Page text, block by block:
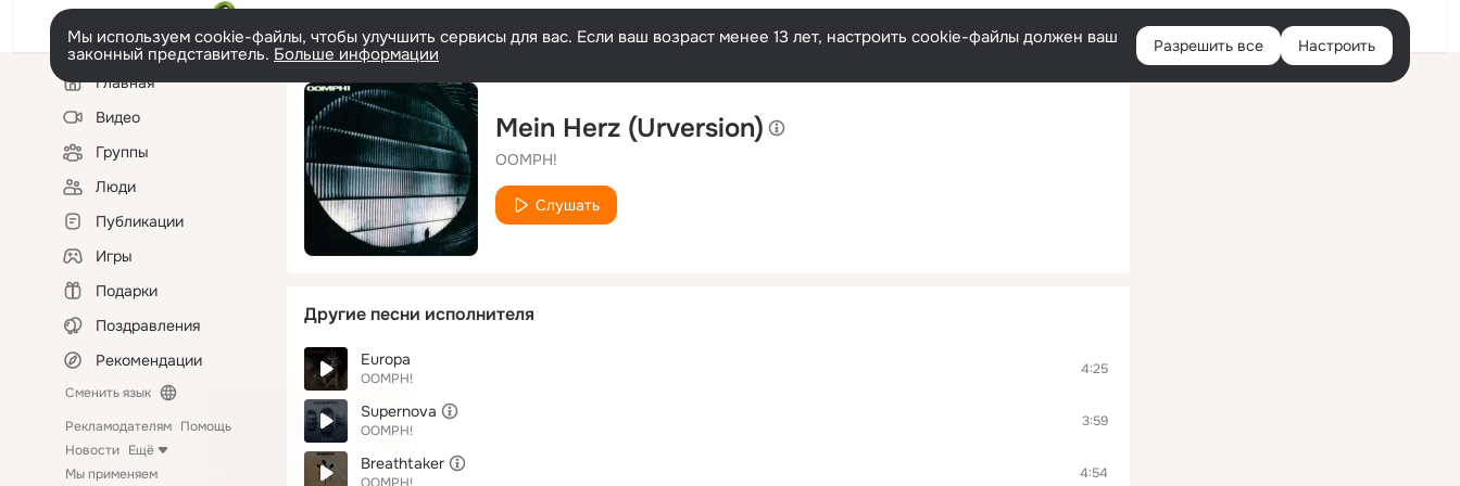
Войти
Мы используем cookie-файлы, чтобы улучшить сервисы для вас. Если ваш возраст менее 13 лет, настроить cookie-файлы должен ваш
законный представитель. Больше информации Разрешить все Настроить
Левая
колонкаГлавная
Видео
Группы
Люди
Публикации
Игры
Подарки
Поздравления
Рекомендации
Сменить язык
Рекламодателям Помощь
Новости Ещё
Мы применяем
Mein Herz (Urversion)
OOMPH!
Слушать
Другие песни исполнителя
Europa
OOMPH!
4:25
Supernova
OOMPH!
3:59
Breathtaker 4:54